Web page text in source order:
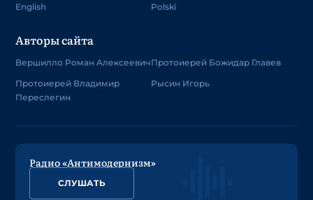
English
Polski
Авторы сайта
Вершилло Роман Алексеевич
Протоиерей Владимир
Переслегин
Протоиерей Божидар Главев
Рысин Игорь
Радио «Антимодернизм»
СЛУШАТЬ